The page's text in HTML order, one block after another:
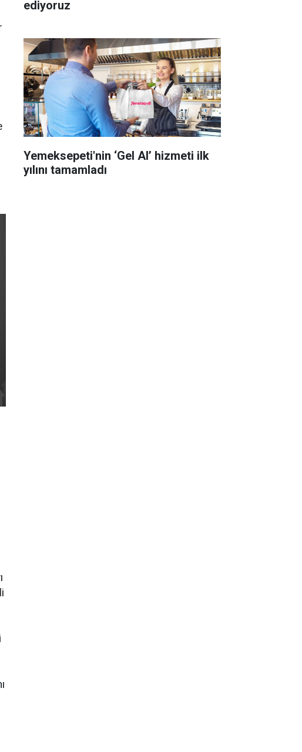
ediyoruz
Yemeksepeti'nin ‘Gel Al’ hizmeti ilk
yılını tamamladı